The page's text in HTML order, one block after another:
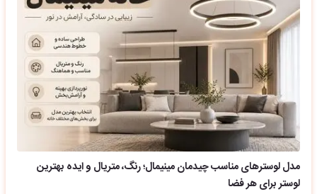
مدل لوسترهای مناسب چیدمان مینیمال؛ رنگ، متریال و ایده بهترین
لوستر برای هر فضا